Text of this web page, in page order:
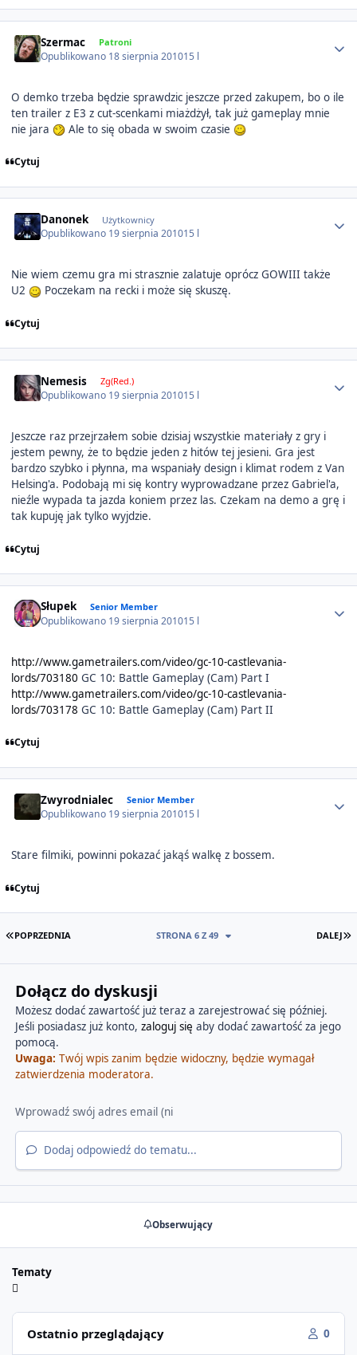
Szermac Patroni
Opublikowano 18 sierpnia 201015 l
O demko trzeba będzie sprawdzic jeszcze przed zakupem, bo o ile
ten trailer z E3 z cut-scenkami miażdżył, tak już gameplay mnie
nie jara
Ale to się obada w swoim czasie
Cytuj
Danonek Użytkownicy
Opublikowano 19 sierpnia 201015 l
Nie wiem czemu gra mi strasznie zalatuje oprócz GOWIII także
U2
Poczekam na recki i może się skuszę.
Cytuj
Nemesis Zg(Red.)
Opublikowano 19 sierpnia 201015 l
Jeszcze raz przejrzałem sobie dzisiaj wszystkie materiały z gry i
jestem pewny, że to będzie jeden z hitów tej jesieni. Gra jest
bardzo szybko i płynna, ma wspaniały design i klimat rodem z Van
Helsing'a. Podobają mi się kontry wyprowadzane przez Gabriel'a,
nieźle wypada ta jazda koniem przez las. Czekam na demo a grę i
tak kupuję jak tylko wyjdzie.
Cytuj
Słupek Senior Member
Opublikowano 19 sierpnia 201015 l
http://www.gametrailers.com/video/gc-10-castlevania-
lords/703180 GC 10: Battle Gameplay (Cam) Part I
http://www.gametrailers.com/video/gc-10-castlevania-
lords/703178 GC 10: Battle Gameplay (Cam) Part II
Cytuj
Zwyrodnialec Senior Member
Opublikowano 19 sierpnia 201015 l
Stare filmiki, powinni pokazać jakąś walkę z bossem.
Cytuj
PIERWSZA STRONA
POPRZEDNIA DALEJ
STRONA 6 Z 49
Dołącz do dyskusji
Możesz dodać zawartość już teraz a zarejestrować się później.
Jeśli posiadasz już konto, zaloguj się aby dodać zawartość za jego
pomocą.
Uwaga: Twój wpis zanim będzie widoczny, będzie wymagał
zatwierdzenia moderatora.
Dodaj odpowiedź do tematu...
Obserwujący
Tematy
Ostatnio przeglądający 0